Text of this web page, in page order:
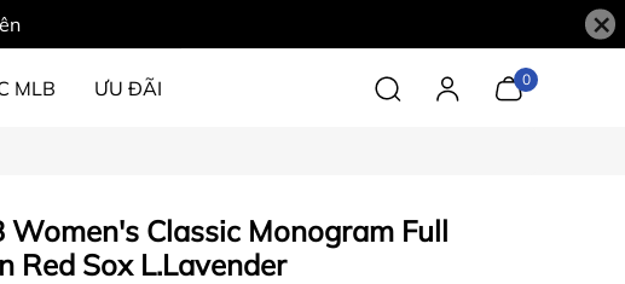
×
MLB ƯU ĐÃI 0
Women's Classic Monogram Full
Red Sox L.Lavender